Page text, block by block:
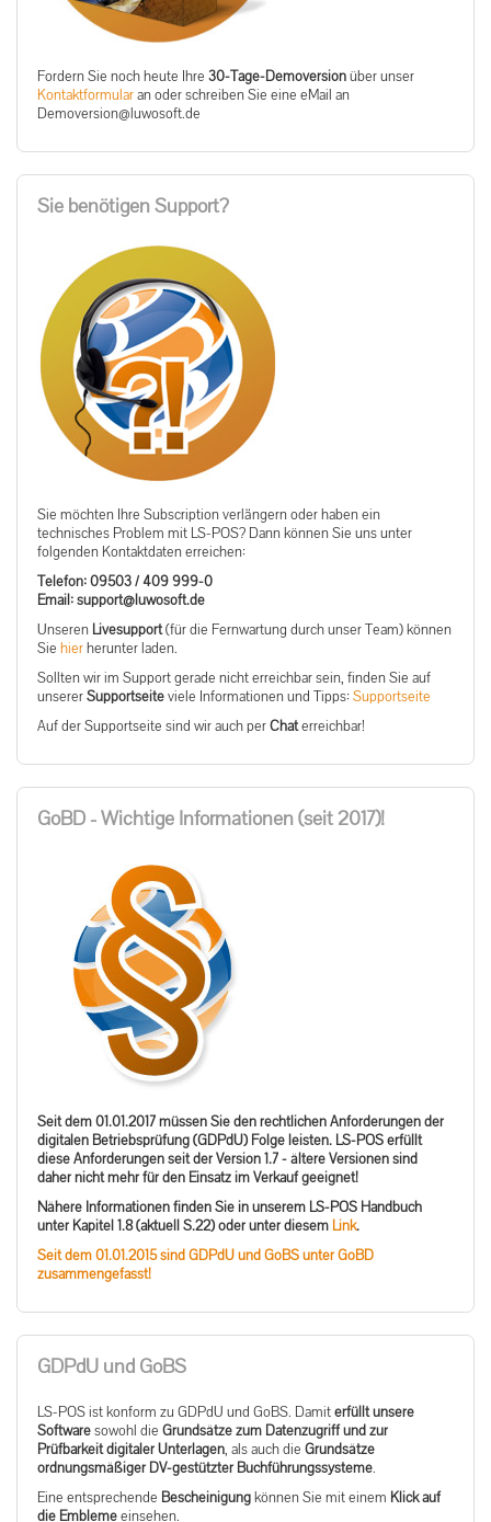
Fordern Sie noch heute Ihre 30-Tage-Demoversionüber unser
Kontaktformularan oder schreiben Sie eine eMail an
ed.tfosowul@noisrevomeD
Sie benötigen Support?
Sie möchten Ihre Subscription verlängern oder haben ein
technisches Problem mit LS-POS? Dann können Sie uns unter
folgenden Kontaktdaten erreichen:
Telefon: 09503 / 409 999-0
ed.tfosowul@troppus :liamE
Unseren Livesupport(für die Fernwartung durch unser Team) können
Sie hier herunter laden.
Sollten wir im Support gerade nicht erreichbar sein, finden Sie auf
unsererSupportseiteviele Informationen und Tipps: Supportseite
Auf der Supportseite sind wir auch perChaterreichbar!
GoBD - Wichtige Informationen (seit 2017)!
Seit dem 01.01.2017 müssen Sie den rechtlichen Anforderungen der
digitalen Betriebsprüfung (GDPdU) Folge leisten. LS-POS erfüllt
diese Anforderungen seit der Version 1.7 - ältere Versionen sind
daher nicht mehr für den Einsatz im Verkauf geeignet!
Nähere Informationen finden Sie in unserem LS-POS Handbuch
unter Kapitel 1.8 (aktuell S.22) oder unter diesem Link.
Seit dem 01.01.2015 sind GDPdU und GoBS unter GoBD
zusammengefasst!
GDPdU und GoBS
LS-POS ist konform zu GDPdU und GoBS. Damiterfüllt unsere
Softwaresowohl die Grundsätze zum Datenzugriff und zur
Prüfbarkeit digitaler Unterlagen, als auch die Grundsätze
ordnungsmäßiger DV-gestützter Buchführungssysteme.
Eine entsprechende Bescheinigung können Sie mit einem Klick auf
die Emblemeeinsehen.